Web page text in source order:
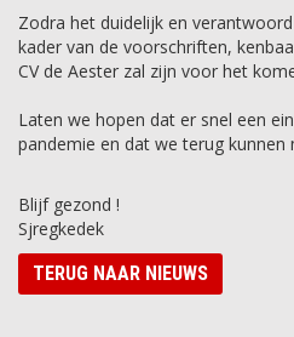
Zodra het duidelijk en
kader van de voorschriften,
CV de Aester zal zijn voor het
Laten we hopen dat er snel een
pandemie en dat we terug kunnen
Blijf gezond !
Sjregkedek
TERUG NAAR NIEUWS